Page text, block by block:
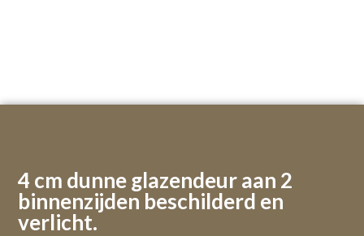
4 cm dunne glazendeur aan 2
binnenzijden beschilderd en
verlicht.